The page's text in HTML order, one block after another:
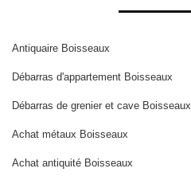
Antiquaire Boisseaux
Débarras d'appartement Boisseaux
Débarras de grenier et cave Boisseaux
Achat métaux Boisseaux
Achat antiquité Boisseaux